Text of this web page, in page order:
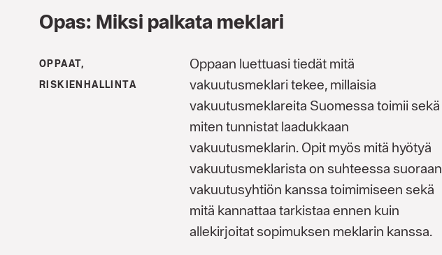
Opas: Miksi palkata meklari
OPPAAT,
RISKIENHALLINTA
Oppaan luettuasi tiedät mitä
vakuutusmeklari tekee, millaisia
vakuutusmeklareita Suomessa toimii sekä
miten tunnistat laadukkaan
vakuutusmeklarin. Opit myös mitä hyötyä
vakuutusmeklarista on suhteessa suoraan
vakuutusyhtiön kanssa toimimiseen sekä
mitä kannattaa tarkistaa ennen kuin
allekirjoitat sopimuksen meklarin kanssa.